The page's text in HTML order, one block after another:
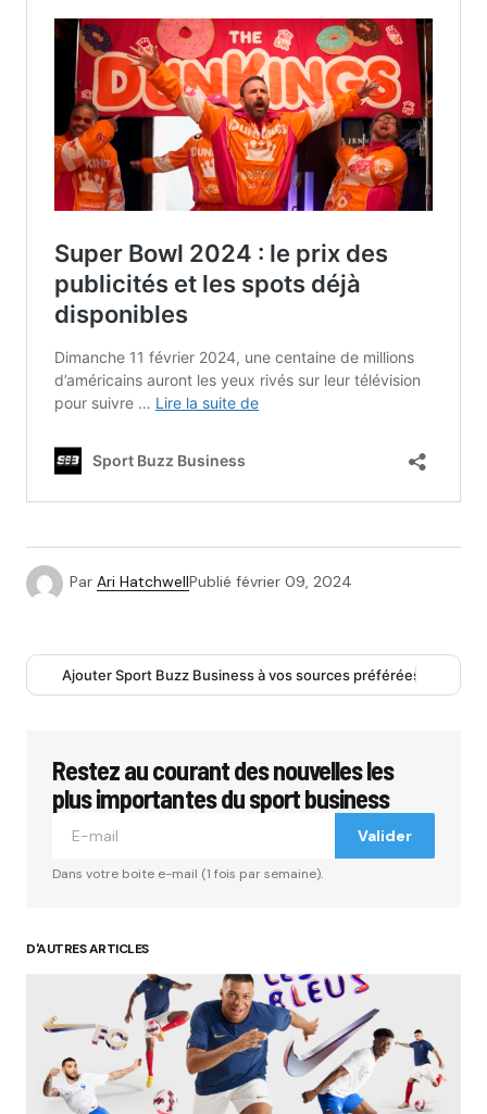
Par Ari HatchwellPublié février 09, 2024
Ajouter Sport Buzz Business à vos sources préférées
Restez au courant des nouvelles les
plus importantes du sport business
Valider
Dans votre boite e-mail (1 fois par semaine).
D'AUTRES ARTICLES